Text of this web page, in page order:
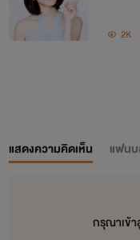
2K
แสดงความคิดเห็น แฟน
กรุณาเข้